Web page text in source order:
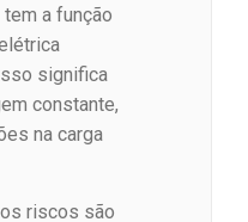
tem a função
significa
constante,
na carga
riscos são